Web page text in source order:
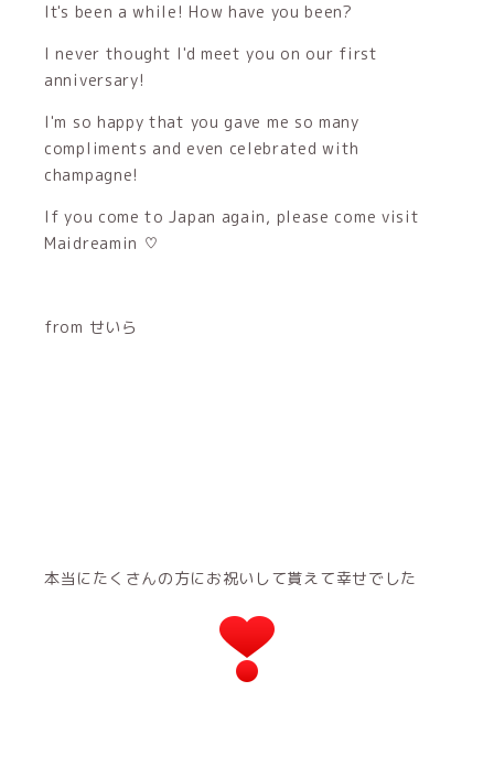
It's been a while! How have you been?
I never thought I'd meet you on our first
anniversary!
I'm so happy that you gave me so many
compliments and even celebrated with
champagne!
If you come to Japan again, please come visit
Maidreamin ♡
from せいら
本当にたくさんの方にお祝いして貰えて幸せでした